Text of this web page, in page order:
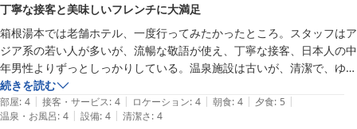
何よりでございます。
これからも皆様に快適な空間と美味しいお料理、そして心地よいお
もてなしをご提供できるよう、スタッフ一同努めてまいります。
また箱根へお越しの際は、ぜひ当ホテルへお立ち寄りくださいま
せ。
お客様のまたのご来館を、心よりお待ち申し上げております。
丁寧な接客と美味しいフレンチに大満足
箱根湯本では老舗ホテル、一度行ってみたかったところ。スタッフはア
ジア系の若い人が多いが、流暢な敬語が使え、丁寧な接客、日本人の中
年男性よりずっとしっかりしている。温泉施設は古いが、清潔で、ゆっ
くりできた。夕食は、フレンチを選んだが、どれもおいしかった。何よ
り、急な申し出にも関わらず、アレルギーに対応してくれて、安心して
楽しむことができた。シングルの部屋は眺望なし、ということだった
続きを読む
部屋: 4 | 接客・サービス: 4 | ロケーション: 4 | 朝食: 4 | 夕食: 5 |
温泉・お風呂: 4 | 設備: 4 | 清潔さ: 4